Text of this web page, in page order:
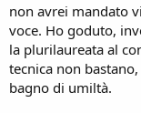
non avrei mandato
voce. Ho goduto,
la plurilaureata al
tecnica non
bagno di umiltà.